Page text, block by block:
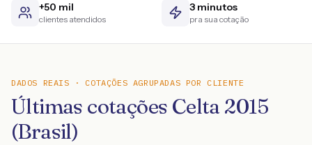
+50 mil
clientes atendidos
3 minutos
pra sua cotação
DADOS REAIS · COTAÇÕES AGRUPADAS POR CLIENTE
Últimas cotações Celta 2015
(Brasil)